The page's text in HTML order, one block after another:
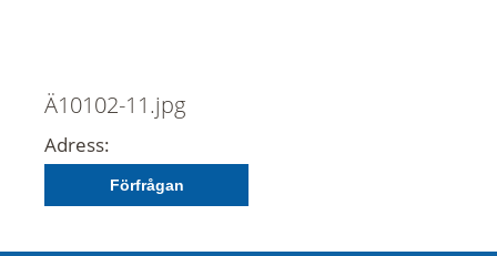
Ä10102-11.jpg
Adress:
Förfrågan